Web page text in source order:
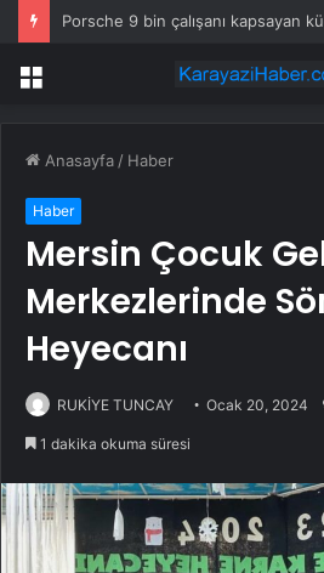
Porsche 9 bin çalışanı kapsayan
Menü
Anasayfa / Haber
Haber
Mersin Çocuk
Merkezlerinde
Heyecanı
RUKİYE TUNCAY Ocak 20, 2024
1 dakika okuma süresi